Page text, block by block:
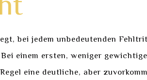
bei jedem unbedeutenden
einem ersten, weniger
eine deutliche, aber